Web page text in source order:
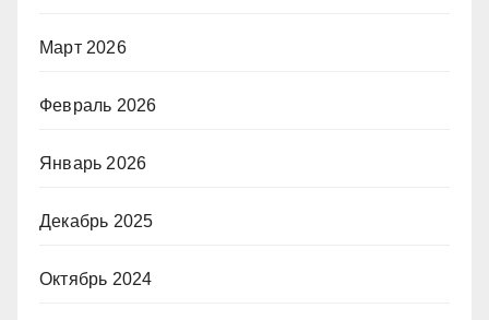
Март 2026
Февраль 2026
Январь 2026
Декабрь 2025
Октябрь 2024